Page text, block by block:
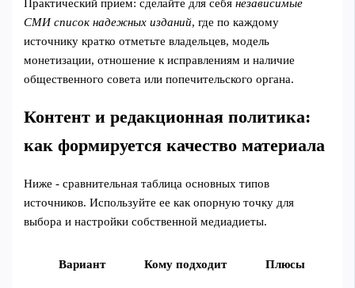
Практический прием: сделайте для себянезависимые
СМИ список надежных изданий, где по каждому
источнику кратко отметьте владельцев, модель
монетизации, отношение к исправлениям и наличие
общественного совета или попечительского органа.
Контент и редакционная политика:
как формируется качество материала
Ниже - сравнительная таблица основных типов
источников. Используйте ее как опорную точку для
выбора и настройки собственной медиадиеты.
Вариант Кому подходит Плюсы